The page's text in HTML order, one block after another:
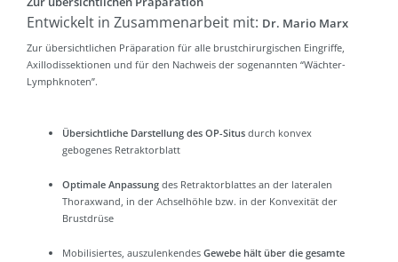
Entwickelt in Zusammenarbeit mit: Dr. Mario Marx
Zur übersichtlichen Präparation für alle brustchirurgischen Eingriffe,
Axillodissektionen und für den Nachweis der sogenannten “Wächter-
Lymphknoten”.
Übersichtliche Darstellung des OP-Situs durch konvex
gebogenes Retraktorblatt
Optimale Anpassung des Retraktorblattes an der lateralen
Thoraxwand, in der Achselhöhle bzw. in der Konvexität der
Brustdrüse
Mobilisiertes, auszulenkendes Gewebe hält über die gesamte